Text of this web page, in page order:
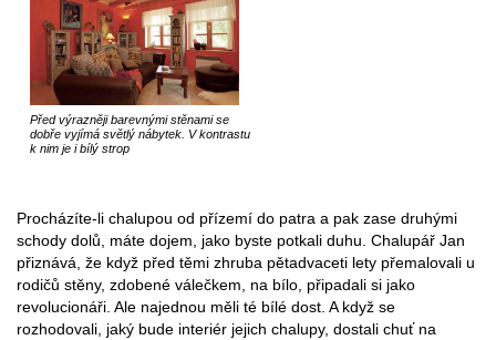
Před výrazněji barevnými stěnami se
dobře vyjímá světlý nábytek. V kontrastu
k nim je i bílý strop
Procházíte-li chalupou od přízemí do patra a pak zase druhými
schody dolů, máte dojem, jako byste potkali duhu. Chalupář Jan
přiznává, že když před těmi zhruba pětadvaceti lety přemalovali u
rodičů stěny, zdobené válečkem, na bílo, připadali si jako
revolucionáři. Ale najednou měli té bílé dost. A když se
rozhodovali, jaký bude interiér jejich chalupy, dostali chuť na